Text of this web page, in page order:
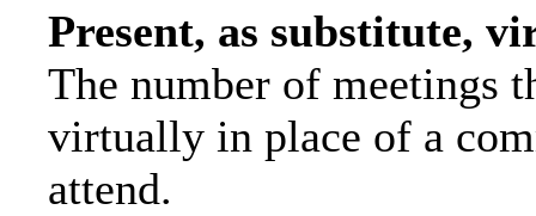
Present, as substitute,
The number of meetings
virtually in place of a
attend.